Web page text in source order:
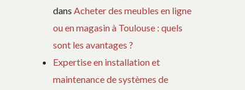
dansAcheter des meubles en ligne
ou en magasin à Toulouse : quels
sont les avantages ?
Expertise en installation et
maintenance de systèmes de